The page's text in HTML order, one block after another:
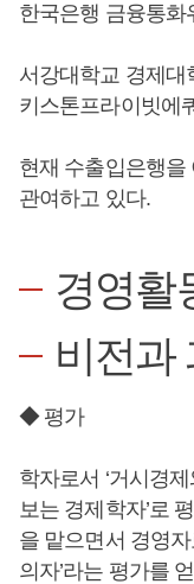
한국은행 금융통화
서강대학교 경제대
키스톤프라이빗에
현재 수출입은행을
관여하고 있다.
경영활
비전과
◆ 평가
학자로서 ‘거시경
보는 경제학자’로
을 맡으면서 경영
의자’라는 평가를